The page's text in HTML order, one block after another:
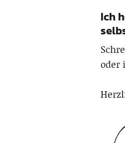
Ich
oder